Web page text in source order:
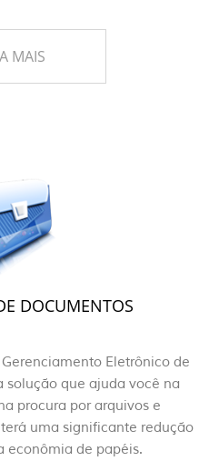
MAIS
DOCUMENTOS
Eletrônico de
solução que ajuda você na
procura por arquivos e
uma significante redução
econômia de papéis.